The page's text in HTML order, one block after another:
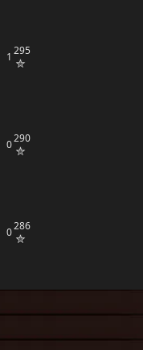
1 295
0290
0286